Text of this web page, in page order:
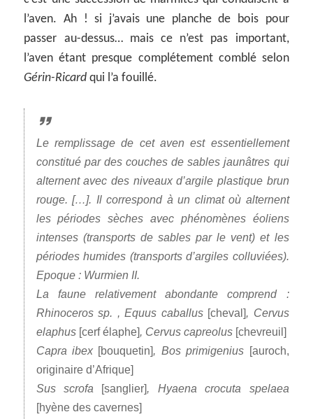
l’aven. Ah ! si j’avais une planche de bois pour
passer au-dessus… mais ce n’est pas important,
l’aven étant presque complétement comblé selon
Gérin-Ricard qui l’a fouillé.
Le remplissage de cet aven est essentiellement
constitué par des couches de sables jaunâtres qui
alternent avec des niveaux d’argile plastique brun
rouge. […]. Il correspond à un climat où alternent
les périodes sèches avec phénomènes éoliens
intenses (transports de sables par le vent) et les
périodes humides (transports d’argiles colluviées).
Epoque : Wurmien II.
La faune relativement abondante comprend :
Rhinoceros sp. , Equus caballus [cheval], Cervus
elaphus [cerf élaphe], Cervus capreolus [chevreuil]
Capra ibex [bouquetin], Bos primigenius [auroch,
originaire d’Afrique]
Sus scrofa [sanglier], Hyaena crocuta spelaea
[hyène des cavernes]